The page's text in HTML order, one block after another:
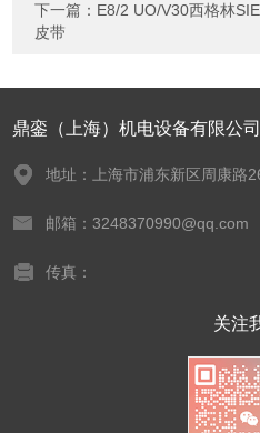
下一篇： E8/2 UO/V30西格林
皮带
鼎銮（上海）机电设备有限公司
地址：上海市浦东新区周康路
邮箱：3248370990@qq.com
传真：
关注